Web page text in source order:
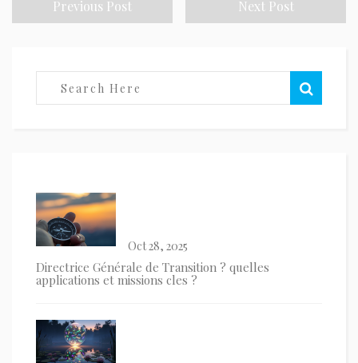
Previous Post Next Post
Oct 28, 2025
Directrice Générale de Transition ? quelles
applications et missions cles ?